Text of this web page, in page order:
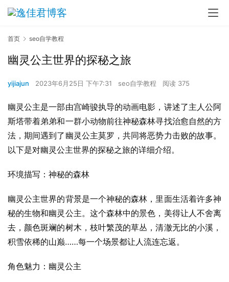
首页 seo自学教程
幽灵公主世界的探秘之旅
yijiajun 2023年6月25日 下午7:31 seo自学教程 阅读 375
幽灵公主是一部由宫崎骏执导的动画电影，讲述了主人公阿
斯塔带着弟弟和一群小动物前往神秘森林寻找治愈自然的方
法，期间遇到了幽灵公主莫罗，共同将恶势力击败的故事。
以下是对幽灵公主世界的探秘之旅的详细介绍。
环境描写：神秘的森林
幽灵公主世界的背景是一个神秘的森林，里面生活着许多神
秘的生物和幽灵公主。这个森林中的景色，美得让人不舍离
去，颜色斑斓的树木，枝叶繁茂的草丛，清澈无比的小溪，
积雪依稀的山巅……每一个场景都让人流连忘返。
角色魅力：幽灵公主